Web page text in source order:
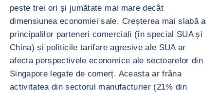
peste trei ori și jumătate mai mare decât
dimensiunea economiei sale. Creșterea mai slabă a
principalilor parteneri comerciali (în special SUA și
China) și politicile tarifare agresive ale SUA ar
afecta perspectivele economice ale sectoarelor din
Singapore legate de comerț. Aceasta ar frâna
activitatea din sectorul manufacturier (21% din